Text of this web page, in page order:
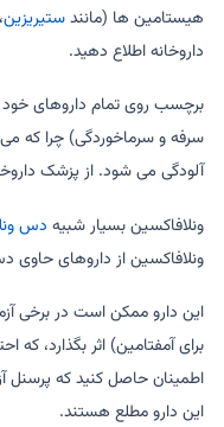
هیستامین ها (مانندستیریزین،
داروخانه اطلاع دهید.
برچسب روی تمام داروهای خود
سرفه و سرماخوردگی) چرا که
آلودگی می شود. از پزشک
ونلافاکسین بسیار شبیه دس
ونلافاکسین از داروهای حاوی
این دارو ممکن است در برخی
برای آمفتامین) اثر بگذارد، که
اطمینان حاصل کنید که پرسنل
این دارو مطلع هستند.